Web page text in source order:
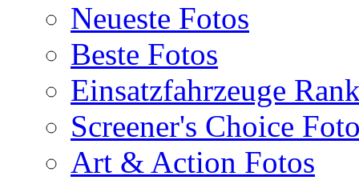
Neueste Fotos
Beste Fotos
Einsatzfahrzeuge
Screener's Choice
Art & Action Fotos